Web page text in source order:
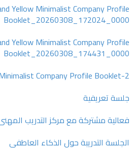
Yellow Minimalist Company Profile
Booklet_20260308_172024_0000
Yellow Minimalist Company Profile
Booklet_20260308_174431_0000
Company Profile Booklet-2
جلسة تعريفية
فعالية مشتركة مع مركز التدريب
الجلسة التدريبة حول الذكاء العاطفى